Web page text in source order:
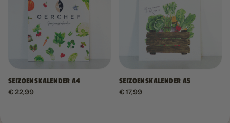
SEIZOENSKALENDER A4
€22,99
SEIZOENSKALENDER A5
€17,99